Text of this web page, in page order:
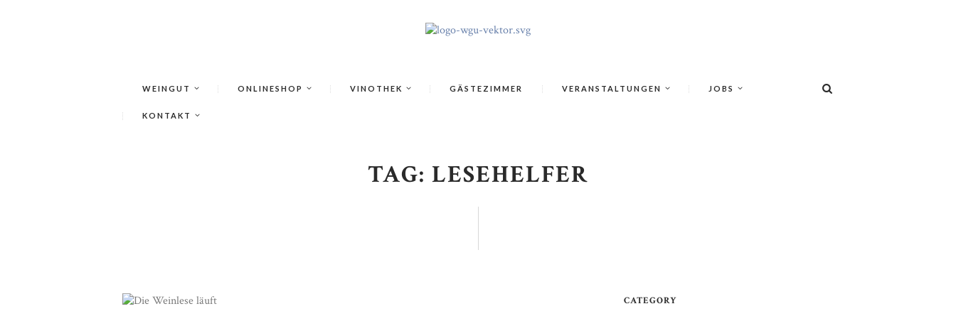
WEINGUT ONLINESHOP VINOTHEK GÄSTEZIMMER VERANSTALTUNGEN JOBS
KONTAKT
TAG: LESEHELFER
CATEGORY